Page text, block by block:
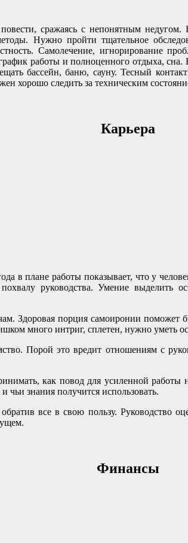
сражаясь с непонятным
Нужно пройти тщательное
Самолечение, игнорирование
работы и полноценного отдыха,
бассейн, баню, сауну. Тесный
хорошо следить за техническим
Карьера
в плане работы показывает, что у
руководства. Умение выделить
Здоровая порция самоиронии поможет
много интриг, сплетен, нужно уметь
Порой это вредит отношениям с
как повод для усиленной работы
чьи знания получится использовать.
все в свою пользу. Руководство
Финансы